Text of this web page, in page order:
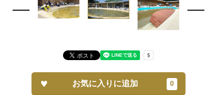
お気に入りに追加